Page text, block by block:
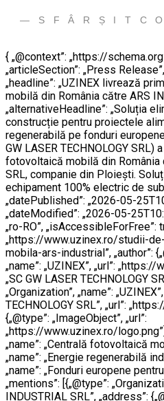
— S F Â R Ș I T C
{ „@context”: „https://
„articleSection”: „Press
„headline”: „UZINEX livrează
mobilă din România către ARS
„alternativeHeadline”: „Soluția
construcție pentru proiectele
regenerabilă pe fonduri
GW LASER TECHNOLOGY SRL)
fotovoltaică mobilă din România
SRL, companie din Ploiești.
echipament 100% electric de
„datePublished”: „2026-05-
„dateModified”: „2026-05-
„ro-RO”, „isAccessibleForFree”:
„https://www.uzinex.ro/studii-
mobila-ars-industrial”, „author”:
„name”: „UZINEX”, „url”:
„SC GW LASER TECHNOLOGY
„Organization”, „name”:
TECHNOLOGY SRL”, „url”:
{„@type”: „ImageObject”, „url”:
„https://www.uzinex.ro/
„name”: „Centrală fotovoltaică
„name”: „Energie regenerabilă
„name”: „Fonduri europene
„mentions”: [{„@type”:
INDUSTRIAL SRL”, „address”: